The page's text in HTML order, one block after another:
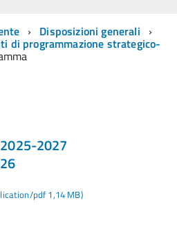
Disposizioni generali
di programmazione strategico-
2027
pdf 1,14 MB)